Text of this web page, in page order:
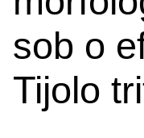
sob o
Tijolo